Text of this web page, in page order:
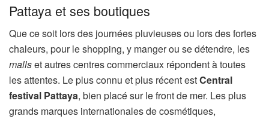
Pattaya et ses boutiques
Que ce soit lors des journées pluvieuses ou lors des fortes
chaleurs, pour le shopping, y manger ou se détendre, les
mallset autres centres commerciaux répondent à toutes
les attentes. Le plus connu et plus récent estCentral
festival Pattaya, bien placé sur le front de mer. Les plus
grands marques internationales de cosmétiques,